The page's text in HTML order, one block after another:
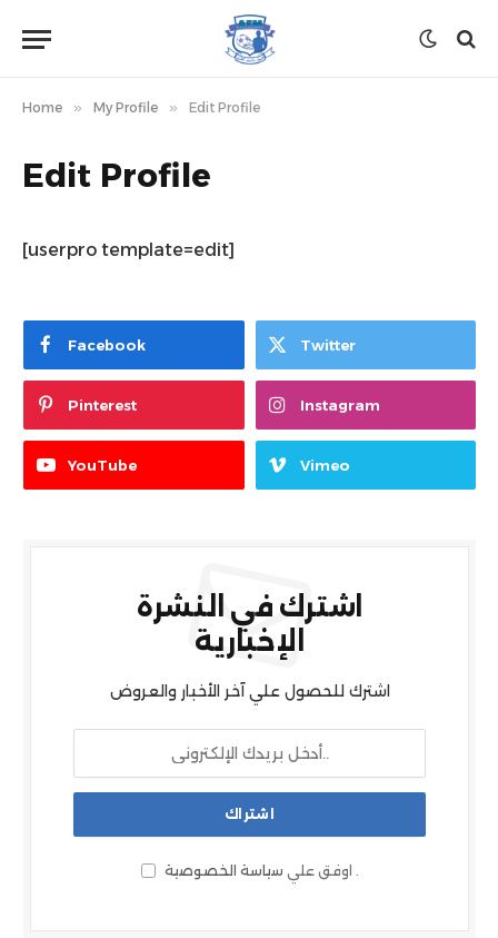
Home » My Profile » Edit Profile
Edit Profile
[userpro template=edit]
Facebook Twitter
Pinterest Instagram
YouTube Vimeo
اشترك في النشرة
الإخبارية
اشترك للحصول علي آخر الأخبار والعروض
اوفق علي سياسة الخصوصية .